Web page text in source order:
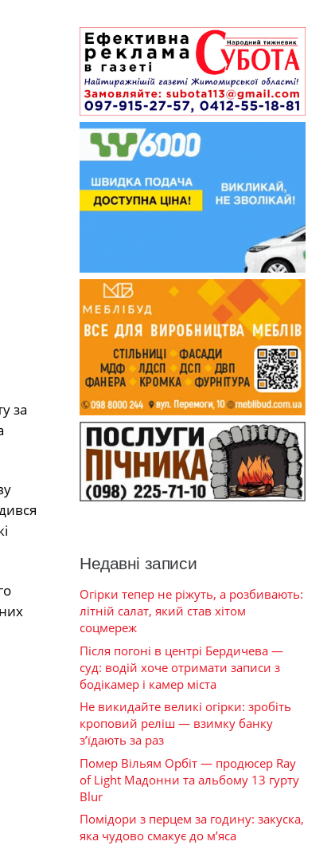
за
Недавні записи
Огірки тепер не ріжуть, а розбивають:
літній салат, який став хітом
соцмереж
Після погоні в центрі Бердичева —
суд: водій хоче отримати записи з
бодікамер і камер міста
Не викидайте великі огірки: зробіть
кроповий реліш — взимку банку
з’їдають за раз
Помер Вільям Орбіт — продюсер Ray
of Light Мадонни та альбому 13 гурту
Blur
Помідори з перцем за годину: закуска,
яка чудово смакує до м’яса